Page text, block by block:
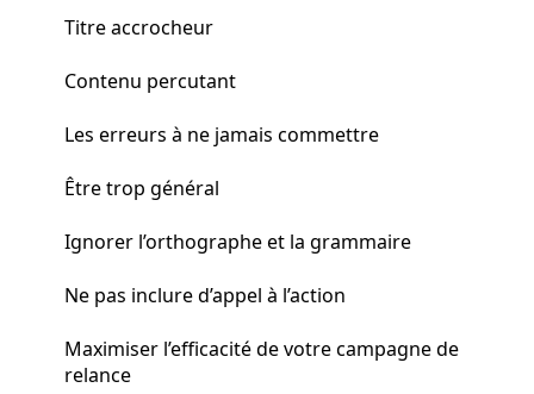
Titre accrocheur
Contenu percutant
Les erreurs à ne jamais commettre
Être trop général
Ignorer l’orthographe et la grammaire
Ne pas inclure d’appel à l’action
Maximiser l’efficacité de votre campagne de
relance